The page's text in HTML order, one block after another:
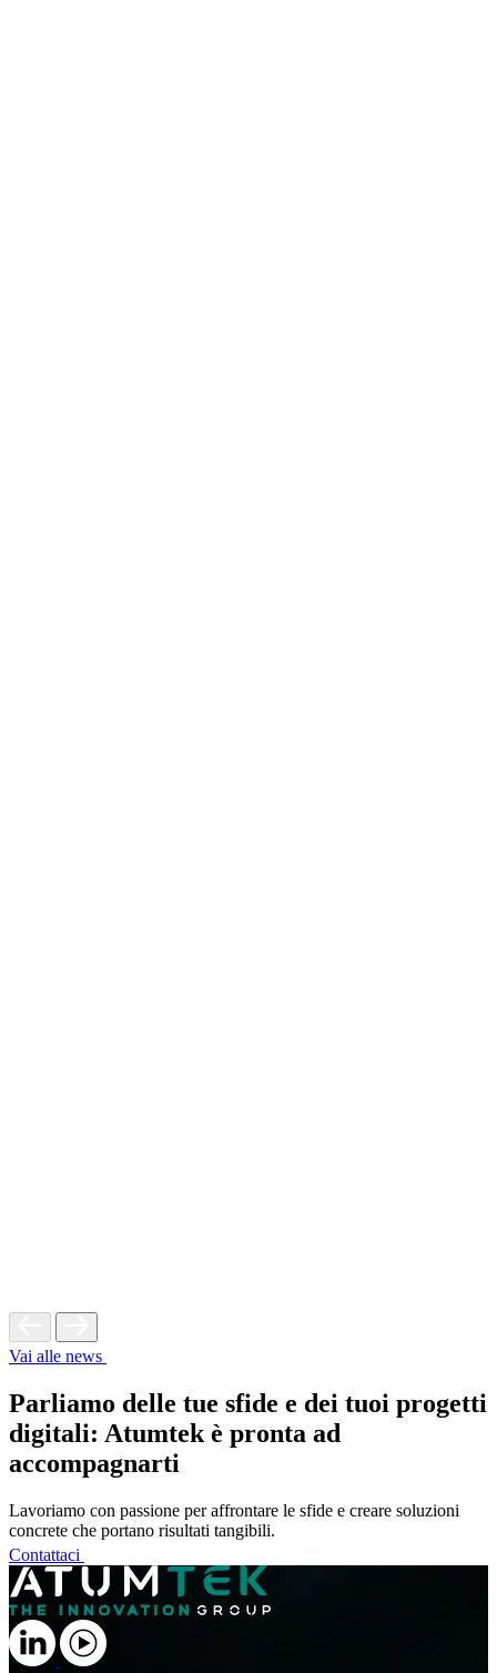
Vai alle news
Parliamo delle tue sfide e dei tuoi progetti
digitali: Atumtek è pronta ad
accompagnarti
Lavoriamo con passione per affrontare le sfide e creare soluzioni
concrete che portano risultati tangibili.
Contattaci